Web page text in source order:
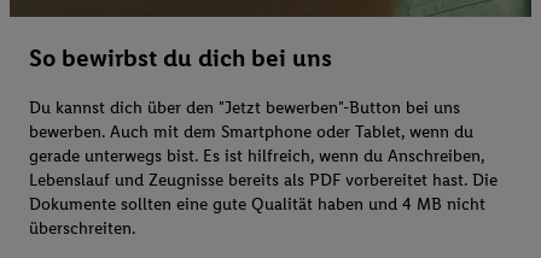
So bewirbst du dich bei uns
Du kannst dich über den "Jetzt bewerben"-Button bei uns
bewerben. Auch mit dem Smartphone oder Tablet, wenn du
gerade unterwegs bist. Es ist hilfreich, wenn du Anschreiben,
Lebenslauf und Zeugnisse bereits als PDF vorbereitet hast. Die
Dokumente sollten eine gute Qualität haben und 4 MB nicht
überschreiten.